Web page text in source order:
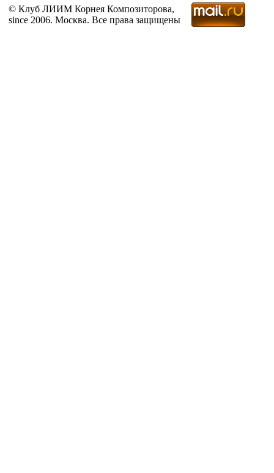
© Клуб ЛИИМ Корнея Композиторова,
since 2006. Москва. Все права защищены